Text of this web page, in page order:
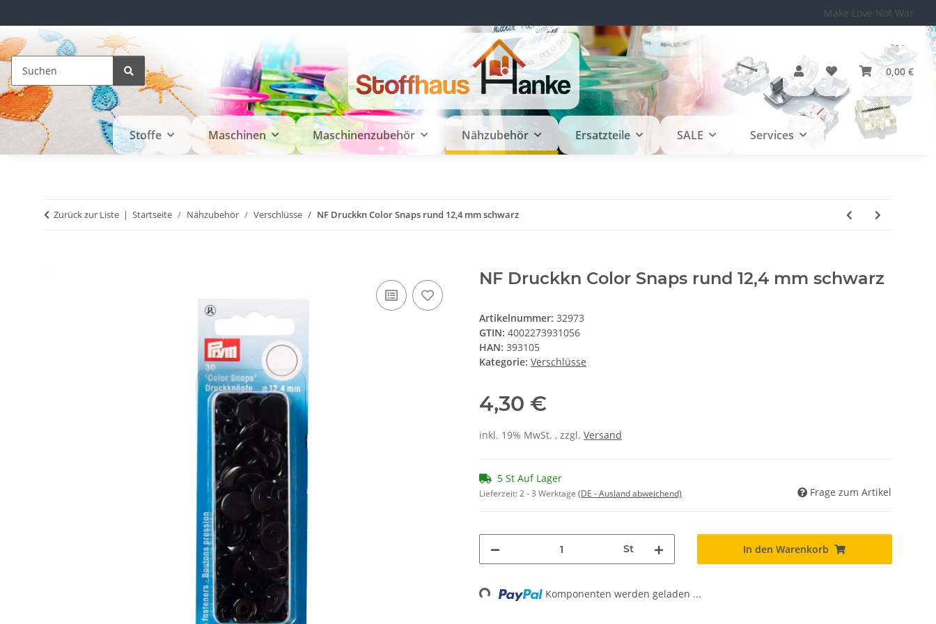
Make Love Not War
0,00 €
Stoffe Maschinen Maschinenzubehör Nähzubehör Ersatzteile SALE Services
Zurück zur Liste Startseite Nähzubehör Verschlüsse NF Druckkn Color Snaps rund 12,4 mm schwarz
NF Druckkn Color Snaps rund 12,4 mm schwarz
Artikelnummer: 32973
GTIN: 4002273931056
HAN: 393105
Kategorie: Verschlüsse
4,30 €
inkl. 19% MwSt. , zzgl. Versand
5 St Auf Lager
Lieferzeit:2 - 3 Werktage (DE - Ausland abweichend) Frage zum Artikel
St In den Warenkorb
Loading... Komponenten werden geladen ...